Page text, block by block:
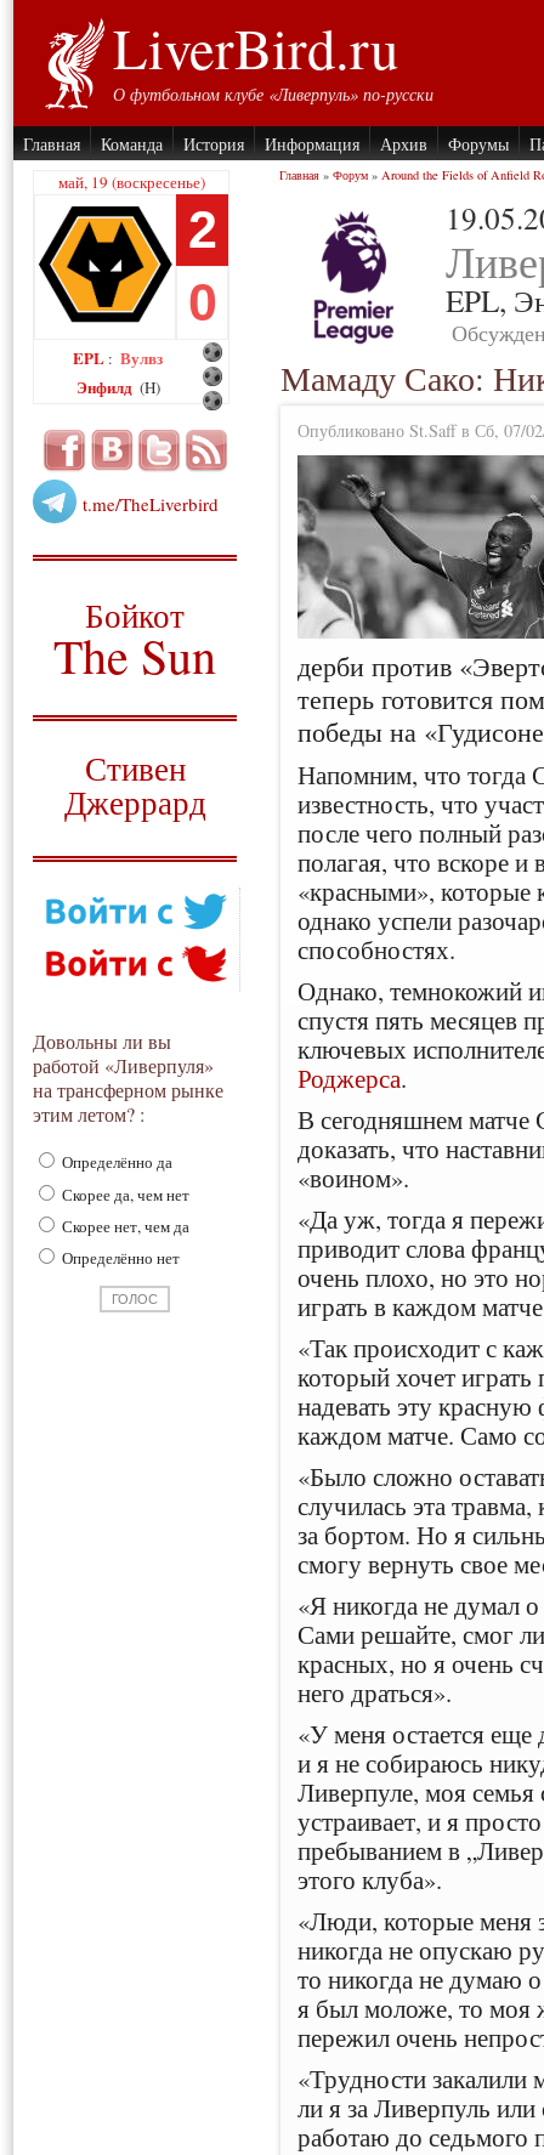
LiverBird.ru
О футбольном клубе «Ливерпуль» по-русски
Главная Команда История Информация Архив Форумы
май, 19 (воскресенье)
2
0
EPL : Вулвз
Энфилд (H)
t.me/TheLiverbird
Бойкот
The Sun
Стивен
Джеррард
Довольны ли вы
работой «Ливерпуля»
на трансферном рынке
этим летом? :
Определённо да
Скорее да, чем нет
Скорее нет, чем да
Определённо нет
Главная » Форум » Around the Fields of Anfield
EPL,
Мамаду Сако:
Опубликовано St.Saff в Сб, 07/
дерби против
теперь готовится
победы на
Напомним, что тогда
известность, что
после чего полный
полагая, что вскоре и
«красными», которые
однако успели
способностях.
Однако, темнокожий
спустя пять месяцев
ключевых
Роджерса.
В сегодняшнем матче
доказать, что
«воином».
«Да уж, тогда я
приводит слова
очень плохо, но это
играть в каждом
«Так происходит с
который хочет
надевать эту
каждом матче. Само
«Было сложно
случилась эта
за бортом. Но я
смогу вернуть свое
«Я никогда не думал
Сами решайте, смог
красных, но я очень
него драться».
«У меня остается еще
и я не собираюсь
Ливерпуле, моя семья
устраивает, и я
пребыванием в
этого клуба».
«Люди, которые меня
никогда не опускаю
то никогда не думаю
я был моложе, то моя
пережил очень
«Трудности
ли я за Ливерпуль
работаю до седьмого